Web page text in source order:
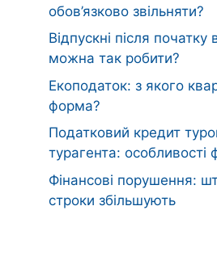
обов’язково звільняти?
Відпускні після початку
можна так робити?
Екоподаток: з якого
форма?
Податковий кредит
турагента: особливості
Фінансові порушення:
строки збільшують